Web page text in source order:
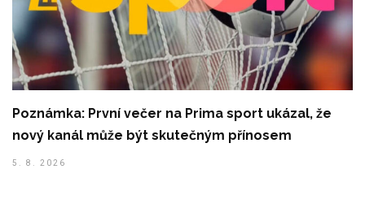
Poznámka: První večer na Prima sport ukázal, že
nový kanál může být skutečným přínosem
5. 8. 2026